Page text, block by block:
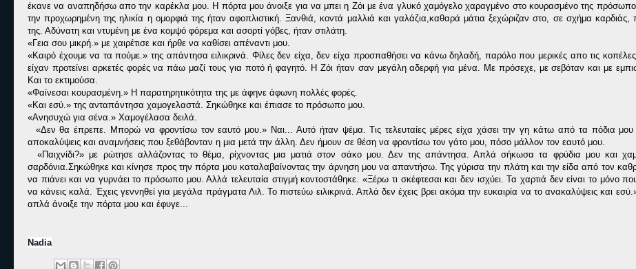
έκανε να αναπηδήσω απο την καρέκλα μου. Η πόρτα μου άνοιξε για να μπει η Ζόι με ένα γλυκό χαμόγελο χαραγμένο στο κουρασμένο της
την προχωρημένη της ηλικία η ομορφιά της ήταν αφοπλιστική. Ξανθιά, κοντά μαλλιά και γαλάζια,καθαρά μάτια ξεχώριζαν στο, σε σχήμα
της. Αδύνατη και ντυμένη με ένα κομψό φόρεμα και ασορτί γόβες, ήταν στιλάτη.
«Γεια σου μικρή.» με χαιρέτισε και ήρθε να καθίσει απέναντι μου.
«Καιρό έχουμε να τα πούμε.» της απάντησα ειλικρινά. Φίλες δεν είχα, δεν είχα προσπαθήσει να κάνω δηλαδή, παρόλο που μερικές απο τις
είχαν προτείνει αρκετές φορές να πάω μαζί τους για ποτό ή φαγητό. Η Ζόι ήταν σαν μεγάλη αδερφή για μένα. Με πρόσεχε, με σεβόταν και με
Και το εκτιμούσα.
«Φαίνεσαι κουρασμένη.» Η παρατηρητικότητα της με άφηνε άφωνη πολλές φορές.
«Και εσύ.» της ανταπάντησα χαμογελαστά. Σηκώθηκε και έπιασε το πρόσωπο μου.
«Ανησυχώ για σένα.» Χαμογέλασα δειλά.
«Δεν θα έπρεπε. Μπορώ να φροντίσω τον εαυτό μου.» Ναι... Αυτό ήταν ψέμα. Τις τελευταίες μέρες είχα χάσει την γη κάτω από τα πόδια μου
αποκαλύψεις και αναμνήσεις που ξεθάβονταν η μια μετά την άλλη. Δεν ήμουν σε θέση να φροντίσω τον γάτο μου, πόσο μάλλον τον εαυτό μου.
«Παιχνίδι?» με ρώτησε αλλάζοντας το θέμα, ρίχνοντας μια ματιά στον σάκο μου. Δεν της απάντησα. Απλά σήκωσα τα φρύδια μου και
σαρδόνια.Σηκώθηκε και κίνησε προς την πόρτα μου καταλαβαίνοντας την άρνηση μου να απαντήσω. Της γύρισα την πλάτη και την είδα από τον
να πιάνει και να γυρνάει το πρόσωπο μου. Αλλά τελευταία στιγμή κοντοστάθηκε. «Ξέρω τι σκέφτεσαι και δεν ισχύει. Τα χαρτιά δεν είναι το μόνο
να κάνεις καλά. Έχεις γεννηθεί για μεγάλα πράγματα Λιλ. Το πιστεύω ειλικρινά. Απλά δεν έχεις βρει ακόμα την ευκαιρία να το ανακαλύψεις και
απλά άνοιξε την πόρτα μου και έφυγε...
Nadia